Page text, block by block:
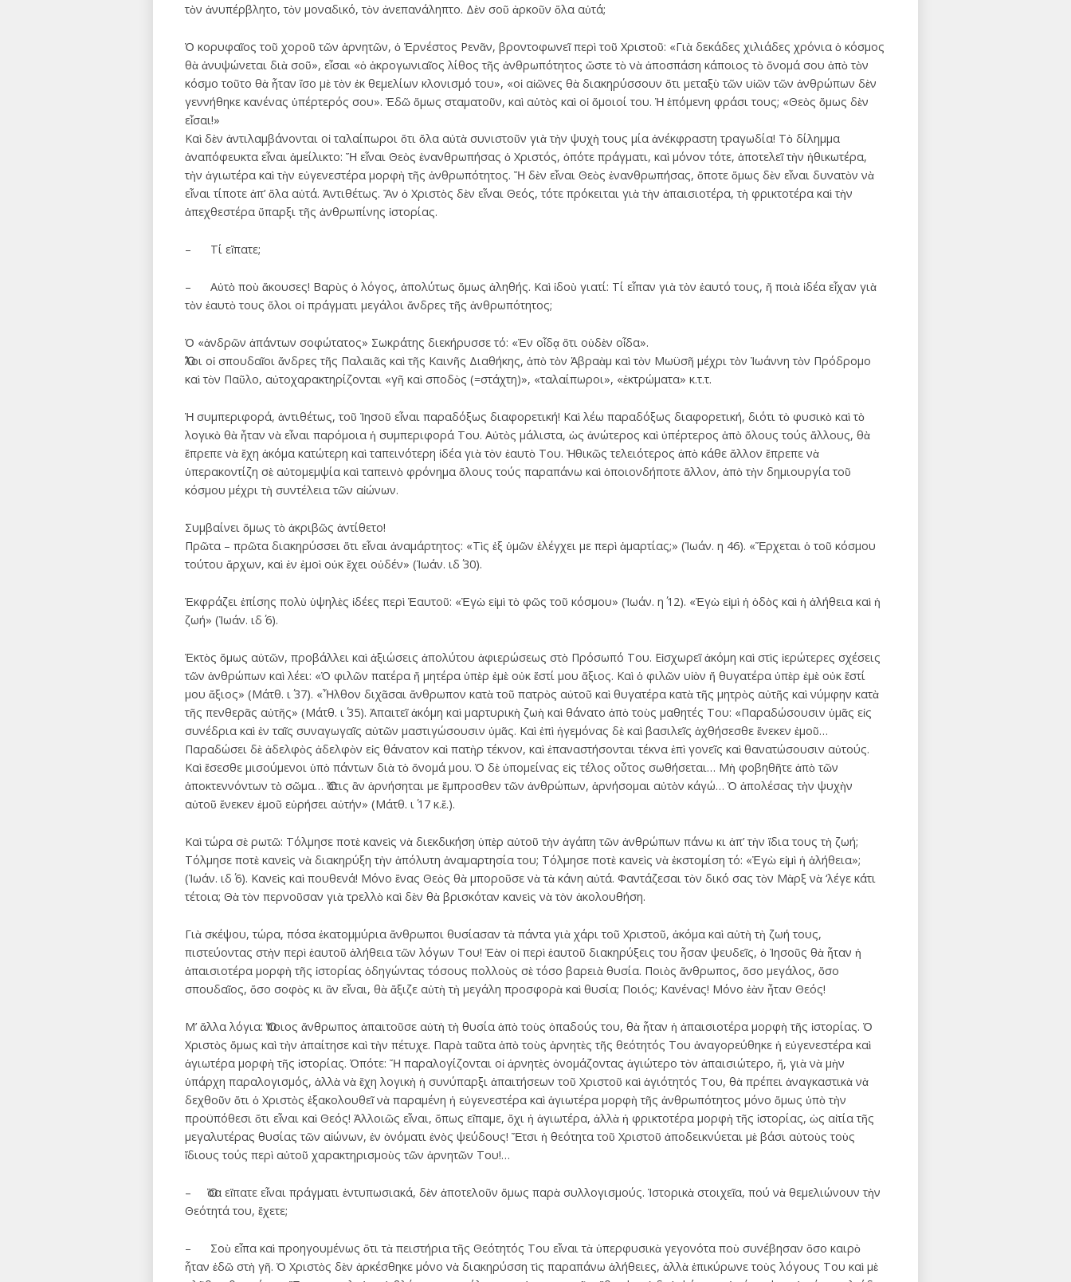
τὸν ἀνυπέρβλητο, τὸν μοναδικό, τὸν ἀνεπανάληπτο. Δὲν σοῦ ἀρκοῦν ὅλα αὐτά;
Ὁ κορυφαῖος τοῦ χοροῦ τῶν ἀρνητῶν, ὁ Ἐρνέστος Ρενᾶν, βροντοφωνεῖ περὶ τοῦ Χριστοῦ: «Γιὰ δεκάδες χιλιάδες χρόνια ὁ κόσμος
θὰ ἀνυψώνεται διὰ σοῦ», εἶσαι «ὁ ἀκρογωνιαῖος λίθος τῆς ἀνθρωπότητος ὥστε τὸ νὰ ἀποσπάση κάποιος τὸ ὄνομά σου ἀπὸ τὸν
κόσμο τοῦτο θὰ ἦταν ἴσο μὲ τὸν ἐκ θεμελίων κλονισμό του», «οἱ αἰῶνες θὰ διακηρύσσουν ὅτι μεταξὺ τῶν υἱῶν τῶν ἀνθρώπων δὲν
γεννήθηκε κανένας ὑπέρτερός σου». Ἐδῶ ὅμως σταματοῦν, καὶ αὐτὸς καὶ οἱ ὅμοιοί του. Ἡ ἑπόμενη φράσι τους; «Θεὸς ὅμως δὲν
εἶσαι!»
Καὶ δὲν ἀντιλαμβάνονται οἱ ταλαίπωροι ὅτι ὅλα αὐτὰ συνιστοῦν γιὰ τὴν ψυχὴ τους μία ἀνέκφραστη τραγωδία! Τὸ δίλημμα
ἀναπόφευκτα εἶναι ἀμείλικτο: Ἤ εἶναι Θεὸς ἐνανθρωπήσας ὁ Χριστός, ὁπότε πράγματι, καὶ μόνον τότε, ἀποτελεῖ τὴν ἠθικωτέρα,
τὴν ἁγιωτέρα καὶ τὴν εὐγενεστέρα μορφὴ τῆς ἀνθρωπότητος. Ἤ δὲν εἶναι Θεὸς ἐνανθρωπήσας, ὅποτε ὅμως δὲν εἶναι δυνατὸν νὰ
εἶναι τίποτε ἀπ’ ὅλα αὐτά. Ἀντιθέτως. Ἄν ὁ Χριστὸς δὲν εἶναι Θεός, τότε πρόκειται γιὰ τὴν ἀπαισιοτέρα, τὴ φρικτοτέρα καὶ τὴν
ἀπεχθεστέρα ὕπαρξι τῆς ἀνθρωπίνης ἱστορίας.
– Τί εἴπατε;
– Αὐτὸ ποὺ ἄκουσες! Βαρὺς ὁ λόγος, ἀπολύτως ὅμως ἀληθής. Καὶ ἰδοὺ γιατί: Τί εἶπαν γιὰ τὸν ἑαυτό τους, ἤ ποιὰ ἰδέα εἶχαν γιὰ
τὸν ἑαυτὸ τους ὅλοι οἱ πράγματι μεγάλοι ἄνδρες τῆς ἀνθρωπότητος;
Ὁ «ἀνδρῶν ἁπάντων σοφώτατος» Σωκράτης διεκήρυσσε τό: «Ἐν οἶδᾳ ὅτι οὐδὲν οἶδα».
Ὅλοι οἱ σπουδαῖοι ἄνδρες τῆς Παλαιᾶς καὶ τῆς Καινῆς Διαθήκης, ἀπὸ τὸν Ἀβραὰμ καὶ τὸν Μωϋσῆ μέχρι τὸν Ἰωάννη τὸν Πρόδρομο
καὶ τὸν Παῦλο, αὐτοχαρακτηρίζονται «γῆ καὶ σποδὸς (=στάχτη)», «ταλαίπωροι», «ἐκτρώματα» κ.τ.τ.
Ἡ συμπεριφορά, ἀντιθέτως, τοῦ Ἰησοῦ εἶναι παραδόξως διαφορετική! Καὶ λέω παραδόξως διαφορετική, διότι τὸ φυσικὸ καὶ τὸ
λογικὸ θὰ ἦταν νὰ εἶναι παρόμοια ἡ συμπεριφορά Του. Αὐτὸς μάλιστα, ὡς ἀνώτερος καὶ ὑπέρτερος ἀπὸ ὅλους τούς ἄλλους, θὰ
ἔπρεπε νὰ ἔχη ἀκόμα κατώτερη καὶ ταπεινότερη ἰδέα γιὰ τὸν ἑαυτὸ Του. Ἠθικῶς τελειότερος ἀπὸ κάθε ἄλλον ἔπρεπε νὰ
ὑπερακοντίζη σὲ αὐτομεμψία καὶ ταπεινὸ φρόνημα ὅλους τούς παραπάνω καὶ ὁποιονδήποτε ἄλλον, ἀπὸ τὴν δημιουργία τοῦ
κόσμου μέχρι τὴ συντέλεια τῶν αἰώνων.
Συμβαίνει ὅμως τὸ ἀκριβῶς ἀντίθετο!
Πρῶτα – πρῶτα διακηρύσσει ὅτι εἶναι ἀναμάρτητος: «Τὶς ἐξ ὑμῶν ἐλέγχει με περὶ ἁμαρτίας;» (Ἰωάν. η 46). «Ἔρχεται ὁ τοῦ κόσμου
τούτου ἄρχων, καὶ ἐν ἐμοὶ οὐκ ἔχει οὐδέν» (Ἰωάν. ιδ΄ 30).
Ἐκφράζει ἐπίσης πολὺ ὑψηλὲς ἰδέες περὶ Ἑαυτοῦ: «Ἐγὼ εἰμὶ τὸ φῶς τοῦ κόσμου» (Ἰωάν. η΄ 12). «Ἐγὼ εἰμὶ ἡ ὁδὸς καὶ ἡ ἀλήθεια καὶ ἡ
ζωή» (Ἰωάν. ιδ΄ 6).
Ἐκτὸς ὅμως αὐτῶν, προβάλλει καὶ ἀξιώσεις ἀπολύτου ἀφιερώσεως στὸ Πρόσωπό Του. Εἰσχωρεῖ ἀκόμη καὶ στὶς ἱερώτερες σχέσεις
τῶν ἀνθρώπων καὶ λέει: «Ὁ φιλῶν πατέρα ἤ μητέρα ὑπὲρ ἐμὲ οὐκ ἔστί μου ἄξιος. Καὶ ὁ φιλῶν υἱὸν ἤ θυγατέρα ὑπὲρ ἐμὲ οὐκ ἔστί
μου ἄξιος» (Μάτθ. ι΄ 37). «Ἦλθον διχᾶσαι ἄνθρωπον κατὰ τοῦ πατρὸς αὐτοῦ καὶ θυγατέρα κατὰ τῆς μητρὸς αὐτῆς καὶ νύμφην κατὰ
τῆς πενθερᾶς αὐτῆς» (Μάτθ. ι΄ 35). Ἀπαιτεῖ ἀκόμη καὶ μαρτυρικὴ ζωὴ καὶ θάνατο ἀπὸ τοὺς μαθητές Του: «Παραδώσουσιν ὑμᾶς εἰς
συνέδρια καὶ ἐν ταῖς συναγωγαῖς αὐτῶν μαστιγώσουσιν ὑμᾶς. Καὶ ἐπὶ ἡγεμόνας δὲ καὶ βασιλεῖς ἀχθήσεσθε ἕνεκεν ἐμοῦ…
Παραδώσει δὲ ἀδελφὸς ἀδελφὸν εἰς θάνατον καὶ πατὴρ τέκνον, καὶ ἐπαναστήσονται τέκνα ἐπὶ γονεῖς καὶ θανατώσουσιν αὐτούς.
Καὶ ἔσεσθε μισούμενοι ὑπὸ πάντων διὰ τὸ ὄνομά μου. Ὁ δὲ ὑπομείνας εἰς τέλος οὗτος σωθήσεται… Μὴ φοβηθῆτε ἀπὸ τῶν
ἀποκτεννόντων τὸ σῶμα… Ὅστις ἂν ἀρνήσηται με ἔμπροσθεν τῶν ἀνθρώπων, ἀρνήσομαι αὐτὸν κάγώ… Ὁ ἀπολέσας τὴν ψυχὴν
αὐτοῦ ἕνεκεν ἐμοῦ εὐρήσει αὐτήν» (Μάτθ. ι΄ 17 κ.ἔ.).
Καὶ τώρα σὲ ρωτῶ: Τόλμησε ποτὲ κανεὶς νὰ διεκδικήση ὑπὲρ αὐτοῦ τὴν ἀγάπη τῶν ἀνθρώπων πάνω κι ἀπ’ τὴν ἴδια τους τὴ ζωή;
Τόλμησε ποτὲ κανεὶς νὰ διακηρύξη τὴν ἀπόλυτη ἀναμαρτησία του; Τόλμησε ποτὲ κανεὶς νὰ ἐκστομίση τό: «Ἐγὼ εἰμὶ ἡ ἀλήθεια»;
(Ἰωάν. ιδ΄ 6). Κανεὶς καὶ πουθενά! Μόνο ἕνας Θεὸς θὰ μποροῦσε νὰ τὰ κάνη αὐτά. Φαντάζεσαι τὸν δικό σας τὸν Μὰρξ νὰ ‘λέγε κάτι
τέτοια; Θὰ τὸν περνοῦσαν γιὰ τρελλὸ καὶ δὲν θὰ βρισκόταν κανεὶς νὰ τὸν ἀκολουθήση.
Γιὰ σκέψου, τώρα, πόσα ἑκατομμύρια ἄνθρωποι θυσίασαν τὰ πάντα γιὰ χάρι τοῦ Χριστοῦ, ἀκόμα καὶ αὐτὴ τὴ ζωή τους,
πιστεύοντας στὴν περὶ ἑαυτοῦ ἀλήθεια τῶν λόγων Του! Ἐὰν οἱ περὶ ἑαυτοῦ διακηρύξεις του ἦσαν ψευδεῖς, ὁ Ἰησοῦς θὰ ἦταν ἡ
ἀπαισιοτέρα μορφὴ τῆς ἱστορίας ὁδηγώντας τόσους πολλοὺς σὲ τόσο βαρειὰ θυσία. Ποιὸς ἄνθρωπος, ὅσο μεγάλος, ὅσο
σπουδαῖος, ὅσο σοφὸς κι ἂν εἶναι, θὰ ἄξιζε αὐτὴ τὴ μεγάλη προσφορὰ καὶ θυσία; Ποιός; Κανένας! Μόνο ἐὰν ἦταν Θεός!
Μ’ ἄλλα λόγια: Ὅποιος ἄνθρωπος ἀπαιτοῦσε αὐτὴ τὴ θυσία ἀπὸ τοὺς ὀπαδούς του, θὰ ἦταν ἡ ἀπαισιοτέρα μορφὴ τῆς ἱστορίας. Ὁ
Χριστὸς ὅμως καὶ τὴν ἀπαίτησε καὶ τὴν πέτυχε. Παρὰ ταῦτα ἀπὸ τοὺς ἀρνητὲς τῆς θεότητός Του ἀναγορεύθηκε ἡ εὐγενεστέρα καὶ
ἁγιωτέρα μορφὴ τῆς ἱστορίας. Ὁπότε: Ἤ παραλογίζονται οἱ ἀρνητὲς ὀνομάζοντας ἁγιώτερο τὸν ἀπαισιώτερο, ἤ, γιὰ νὰ μὴν
ὑπάρχη παραλογισμός, ἀλλὰ νὰ ἔχη λογικὴ ἡ συνύπαρξι ἀπαιτήσεων τοῦ Χριστοῦ καὶ ἁγιότητός Του, θὰ πρέπει ἀναγκαστικὰ νὰ
δεχθοῦν ὅτι ὁ Χριστὸς ἐξακολουθεῖ νὰ παραμένη ἡ εὐγενεστέρα καὶ ἁγιωτέρα μορφὴ τῆς ἀνθρωπότητος μόνο ὅμως ὑπὸ τὴν
προϋπόθεσι ὅτι εἶναι καὶ Θεός! Ἀλλοιῶς εἶναι, ὅπως εἴπαμε, ὄχι ἡ ἁγιωτέρα, ἀλλὰ ἡ φρικτοτέρα μορφὴ τῆς ἱστορίας, ὡς αἰτία τῆς
μεγαλυτέρας θυσίας τῶν αἰώνων, ἐν ὀνόματι ἑνὸς ψεύδους! Ἔτσι ἡ θεότητα τοῦ Χριστοῦ ἀποδεικνύεται μὲ βάσι αὐτοὺς τοὺς
ἴδιους τούς περὶ αὐτοῦ χαρακτηρισμοὺς τῶν ἀρνητῶν Του!…
– Ὅσα εἴπατε εἶναι πράγματι ἐντυπωσιακά, δὲν ἀποτελοῦν ὅμως παρὰ συλλογισμούς. Ἱστορικὰ στοιχεῖα, πού νὰ θεμελιώνουν τὴν
Θεότητά του, ἔχετε;
– Σοὺ εἶπα καὶ προηγουμένως ὅτι τὰ πειστήρια τῆς Θεότητός Του εἶναι τὰ ὑπερφυσικὰ γεγονότα ποὺ συνέβησαν ὅσο καιρὸ
ἦταν ἐδῶ στὴ γῆ. Ὁ Χριστὸς δὲν ἀρκέσθηκε μόνο νὰ διακηρύσση τὶς παραπάνω ἀλήθειες, ἀλλὰ ἐπικύρωνε τοὺς λόγους Του καὶ μὲ